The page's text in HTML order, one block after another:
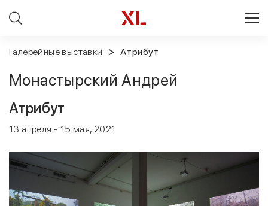
Галерейные выставки Атрибут
Монастырский Андрей
Атрибут
13 апреля - 15 мая, 2021